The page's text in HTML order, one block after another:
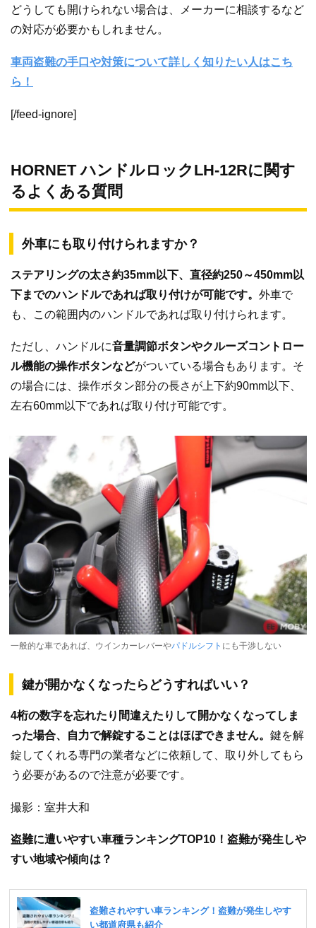
どうしても開けられない場合は、メーカーに相談するなど
の対応が必要かもしれません。
車両盗難の手口や対策について詳しく知りたい人はこち
ら！
[/feed-ignore]
HORNET ハンドルロックLH-12Rに関す
るよくある質問
外車にも取り付けられますか？
ステアリングの太さ約35mm以下、直径約250～450mm以
下までのハンドルであれば取り付けが可能です。 外車で
も、この範囲内のハンドルであれば取り付けられます。
ただし、ハンドルに音量調節ボタンやクルーズコントロー
ル機能の操作ボタンなどがついている場合もあります。そ
の場合には、操作ボタン部分の長さが上下約90mm以下、
左右60mm以下であれば取り付け可能です。
一般的な車であれば、ウインカーレバーやパドルシフト にも干渉しない
鍵が開かなくなったらどうすればいい？
4桁の数字を忘れたり間違えたりして開かなくなってしま
った場合、自力で解錠することはほぼできません。 鍵を解
錠してくれる専門の業者などに依頼して、取り外してもら
う必要があるので注意が必要です。
撮影：室井大和
盗難に遭いやすい車種ランキングTOP10！盗難が発生しや
すい地域や傾向は？